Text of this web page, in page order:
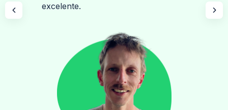
excelente.